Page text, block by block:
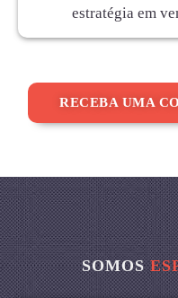
estratégia em
RECEBA UMA
SOMOS